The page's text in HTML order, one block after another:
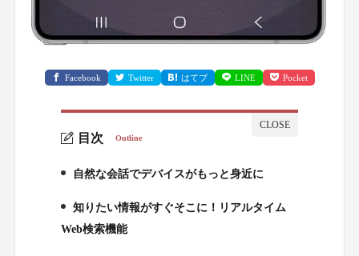
Facebook Twitter はてブ LINE Pocket
目次 Outline
自然な会話でデバイスがもっと身近に
2.
知りたい情報がすぐそこに！リアルタイム
Web検索機能